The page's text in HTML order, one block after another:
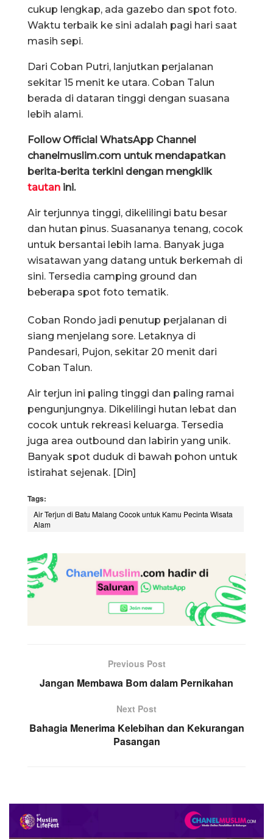
cukup lengkap, ada gazebo dan spot foto.
Waktu terbaik ke sini adalah pagi hari saat
masih sepi.
Dari Coban Putri, lanjutkan perjalanan
sekitar 15 menit ke utara. Coban Talun
berada di dataran tinggi dengan suasana
lebih alami.
Follow Official WhatsApp Channel
chanelmuslim.com untuk mendapatkan
berita-berita terkini dengan mengklik
tautan ini.
Air terjunnya tinggi, dikelilingi batu besar
dan hutan pinus. Suasananya tenang, cocok
untuk bersantai lebih lama. Banyak juga
wisatawan yang datang untuk berkemah di
sini. Tersedia camping ground dan
beberapa spot foto tematik.
Coban Rondo jadi penutup perjalanan di
siang menjelang sore. Letaknya di
Pandesari, Pujon, sekitar 20 menit dari
Coban Talun.
Air terjun ini paling tinggi dan paling ramai
pengunjungnya. Dikelilingi hutan lebat dan
cocok untuk rekreasi keluarga. Tersedia
juga area outbound dan labirin yang unik.
Banyak spot duduk di bawah pohon untuk
istirahat sejenak. [Din]
Tags:
Air Terjun di Batu Malang Cocok untuk Kamu Pecinta Wisata
Alam
Previous Post
Jangan Membawa Bom dalam Pernikahan
Next Post
Bahagia Menerima Kelebihan dan Kekurangan
Pasangan